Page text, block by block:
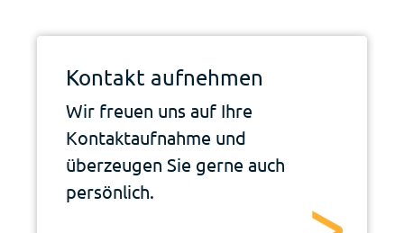
Kontakt aufnehmen
Wir freuen uns auf Ihre
Kontaktaufnahme und
überzeugen Sie gerne auch
persönlich.